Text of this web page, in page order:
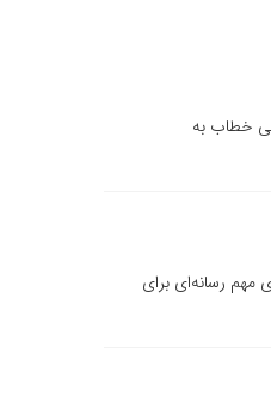
پیامی خطاب به
رسانه‌ای برای